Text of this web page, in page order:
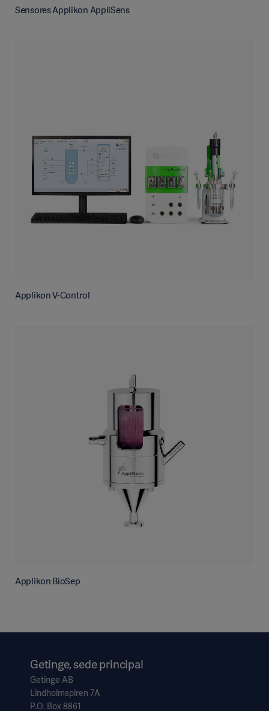
Sensores Applikon AppliSens
Applikon V-Control
Applikon BioSep
Getinge, sede principal
Getinge AB
Lindholmspiren 7A
P.O. Box 8861